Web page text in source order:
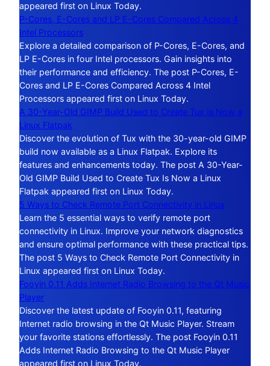
appeared first on Linux Today.
P-Cores, E-Cores and LP E-Cores Compared Across 4
Intel Processors
Explore a detailed comparison of P-Cores, E-Cores, and
LP E-Cores in four Intel processors. Gain insights into
their performance and efficiency. The post P-Cores, E-
Cores and LP E-Cores Compared Across 4 Intel
Processors appeared first on Linux Today.
A 30-Year-Old GIMP Build Used to Create Tux Is Now a
Linux Flatpak
Discover the evolution of Tux with the 30-year-old GIMP
build now available as a Linux Flatpak. Explore its
features and enhancements today. The post A 30-Year-
Old GIMP Build Used to Create Tux Is Now a Linux
Flatpak appeared first on Linux Today.
5 Ways to Check Remote Port Connectivity in Linux
Learn the 5 essential ways to verify remote port
connectivity in Linux. Improve your network diagnostics
and ensure optimal performance with these practical tips.
The post 5 Ways to Check Remote Port Connectivity in
Linux appeared first on Linux Today.
Fooyin 0.11 Adds Internet Radio Browsing to the Qt Music
Player
Discover the latest update of Fooyin 0.11, featuring
Internet radio browsing in the Qt Music Player. Stream
your favorite stations effortlessly. The post Fooyin 0.11
Adds Internet Radio Browsing to the Qt Music Player
appeared first on Linux Today.